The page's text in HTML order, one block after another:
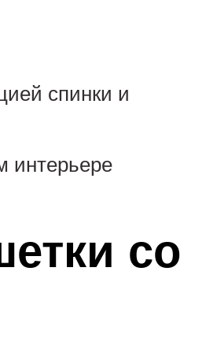
спинки и
интерьере
со